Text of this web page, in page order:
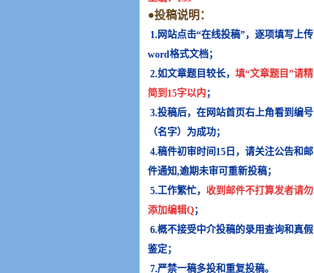
●投稿说明：
1.网站点击“在线投稿”，逐项填写上传
word格式文档；
2.如文章题目较长， 填“文章题目”请精
简到15字以内 ；
3.投稿后，在网站首页右上角看到编号
（名字）为成功；
4.稿件初审时间15日，请关注公告和邮
件通知,逾期未审可重新投稿；
5.工作繁忙， 收到邮件不打算发者请勿
添加编辑Q；
6.概不接受中介投稿的录用查询和真假
鉴定；
7.严禁一稿多投和重复投稿。